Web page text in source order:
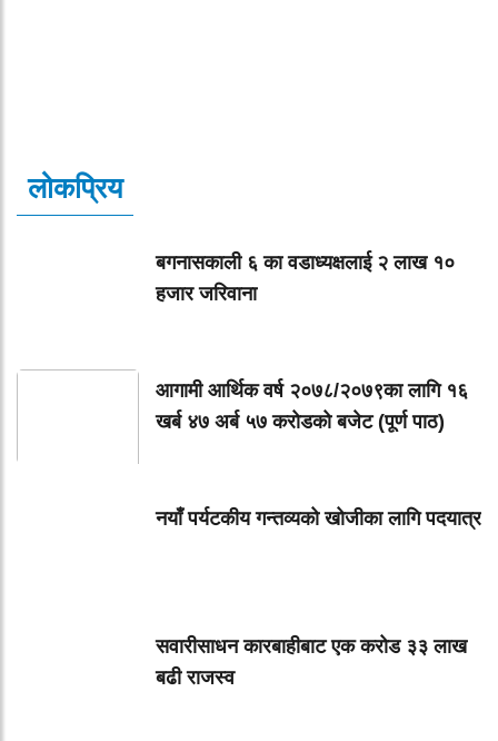
लोकप्रिय
बगनासकाली ६ का वडाध्यक्षलाई २ लाख १०
हजार जरिवाना
आगामी आर्थिक वर्ष २०७८/२०७९का लागि १६
खर्ब ४७ अर्ब ५७ करोडको बजेट (पूर्ण पाठ)
नयाँ पर्यटकीय गन्तव्यको खोजीका लागि पदयात्र
सवारीसाधन कारबाहीबाट एक करोड ३३ लाख
बढी राजस्व